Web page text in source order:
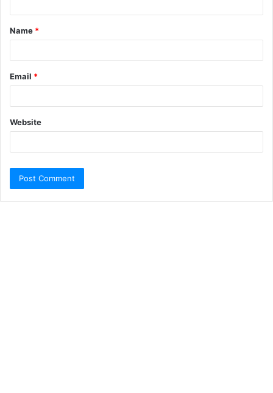
Name *
Email *
Website